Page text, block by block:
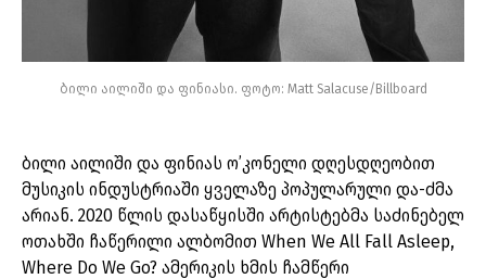
ბილი აილიში და ფინიასი. ფოტო: Matt Salacuse/Billboard
ბილი აილიში და ფინიას ო’კონელი დღესდღეობით
მუსიკის ინდუსტრიაში ყველაზე პოპულარული და-ძმა
არიან. 2020 წლის დასაწყისში არტისტებმა საძინებელ
ოთახში ჩაწერილი ალბომით When We All Fall Asleep,
Where Do We Go? ამერიკის ხმის ჩამწერი